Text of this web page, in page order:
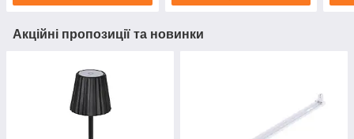
Акційні пропозиції та новинки